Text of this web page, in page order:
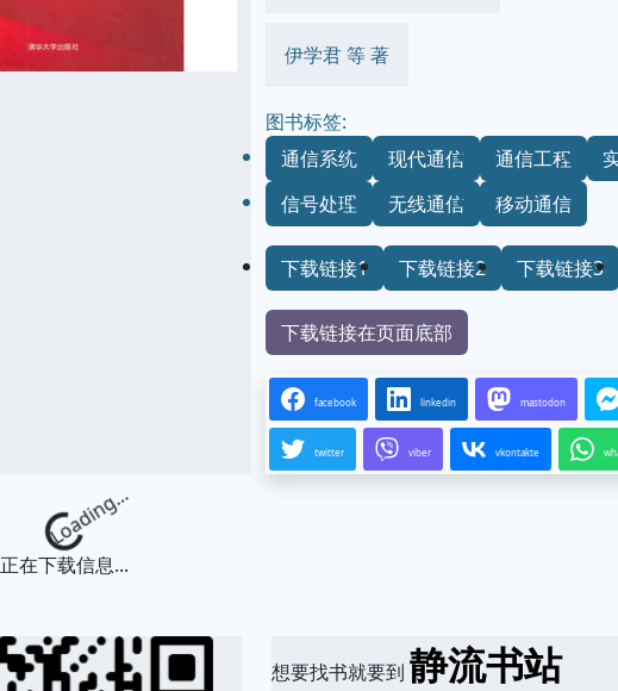
伊学君 等 著
图书标签:
通信系统
现代通信 通信工程
信号处理
无线通信 移动通信
下载链接1 下载链接2 下载链接3
下载链接在页面底部
facebook linkedin mastodon
twitter viber vkontakte
Loading...
正在下载信息...
想要找书就要到静流书站